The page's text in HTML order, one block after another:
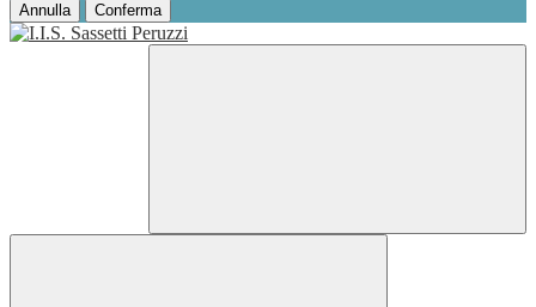
Annulla Conferma